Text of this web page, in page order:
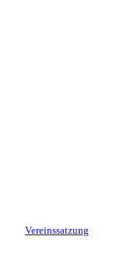
Vereinssatzung